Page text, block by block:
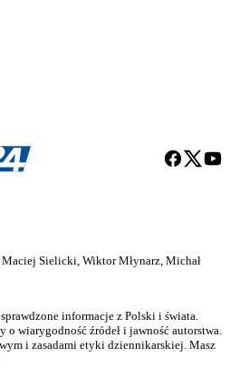
Sielicki, Wiktor Młynarz, Michał
informacje z Polski i świata.
wiarygodność źródeł i jawność autorstwa.
i zasadami etyki dziennikarskiej. Masz